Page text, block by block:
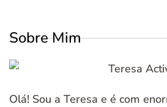
Sobre Mim
Olá! Sou a Teresa e é com